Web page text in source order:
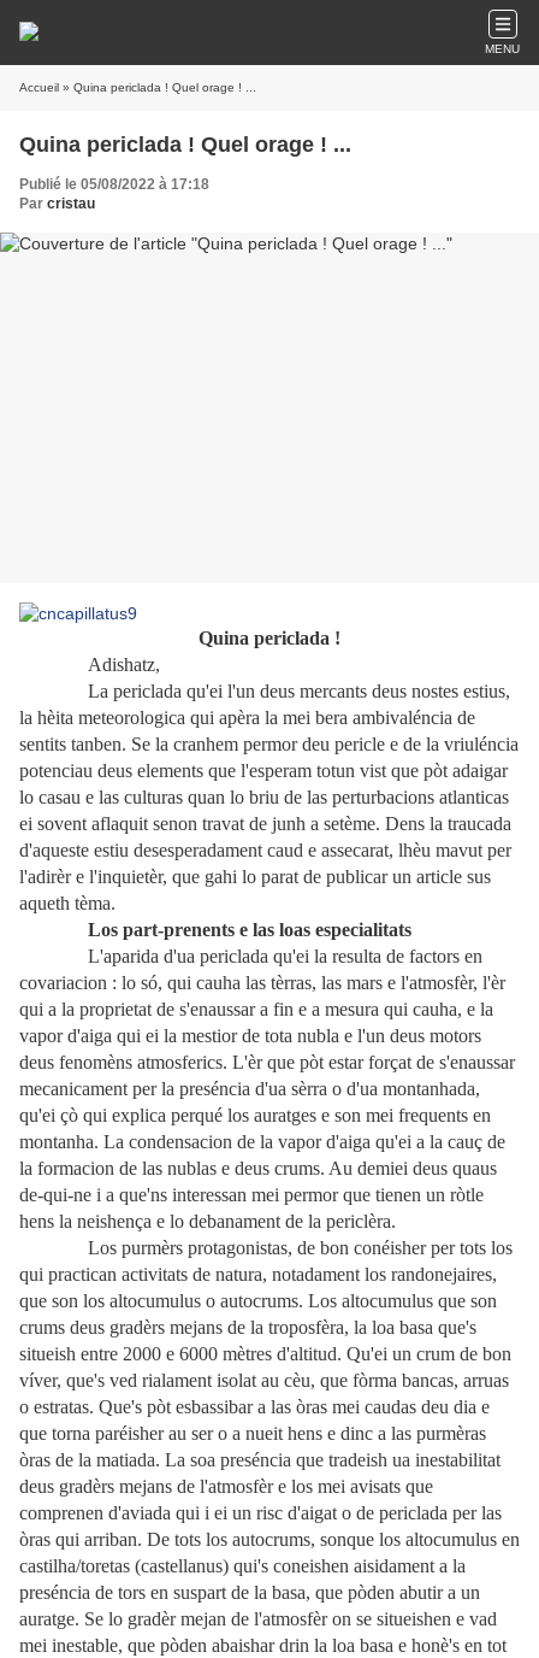
MENU
Accueil » Quina periclada ! Quel orage ! ...
Quina periclada ! Quel orage ! ...
Publié le 05/08/2022 à 17:18
Par cristau
Quina periclada !
Adishatz,
La periclada qu'ei l'un deus mercants deus nostes estius,
la hèita meteorologica qui apèra la mei bera ambivaléncia de
sentits tanben. Se la cranhem permor deu pericle e de la vriuléncia
potenciau deus elements que l'esperam totun vist que pòt adaigar
lo casau e las culturas quan lo briu de las perturbacions atlanticas
ei sovent aflaquit senon travat de junh a setème. Dens la traucada
d'aqueste estiu desesperadament caud e assecarat, lhèu mavut per
l'adirèr e l'inquietèr, que gahi lo parat de publicar un article sus
aqueth tèma.
Los part-prenents e las loas especialitats
L'aparida d'ua periclada qu'ei la resulta de factors en
covariacion : lo só, qui cauha las tèrras, las mars e l'atmosfèr, l'èr
qui a la proprietat de s'enaussar a fin e a mesura qui cauha, e la
vapor d'aiga qui ei la mestior de tota nubla e l'un deus motors
deus fenomèns atmosferics. L'èr que pòt estar forçat de s'enaussar
mecanicament per la preséncia d'ua sèrra o d'ua montanhada,
qu'ei çò qui explica perqué los auratges e son mei frequents en
montanha. La condensacion de la vapor d'aiga qu'ei a la cauç de
la formacion de las nublas e deus crums. Au demiei deus quaus
de-qui-ne i a que'ns interessan mei permor que tienen un ròtle
hens la neishença e lo debanament de la periclèra.
Los purmèrs protagonistas, de bon conéisher per tots los
qui practican activitats de natura, notadament los randonejaires,
que son los altocumulus o autocrums. Los altocumulus que son
crums deus gradèrs mejans de la troposfèra, la loa basa que's
situeish entre 2000 e 6000 mètres d'altitud. Qu'ei un crum de bon
víver, que's ved rialament isolat au cèu, que fòrma bancas, arruas
o estratas. Que's pòt esbassibar a las òras mei caudas deu dia e
que torna paréisher au ser o a nueit hens e dinc a las purmèras
òras de la matiada. La soa preséncia que tradeish ua inestabilitat
deus gradèrs mejans de l'atmosfèr e los mei avisats que
comprenen d'aviada qui i ei un risc d'aigat o de periclada per las
òras qui arriban. De tots los autocrums, sonque los altocumulus en
castilha/toretas (castellanus) qui's coneishen aisidament a la
preséncia de tors en suspart de la basa, que pòden abutir a un
auratge. Se lo gradèr mejan de l'atmosfèr on se situeishen e vad
mei inestable, que pòden abaishar drin la loa basa e honè's en tot